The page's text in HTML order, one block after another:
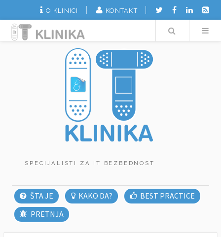
O KLINICI KONTAKT
Search
ŠTA JE KAKO DA?
BEST PRACTICE
PRETNJA
SPECIJALISTI ZA IT BEZBEDNOST